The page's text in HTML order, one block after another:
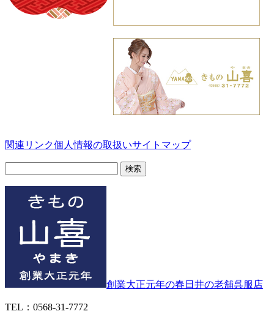
関連リンク個人情報の取扱いサイトマップ
創業大正元年の春日井の老舗呉服店
TEL：0568-31-7772